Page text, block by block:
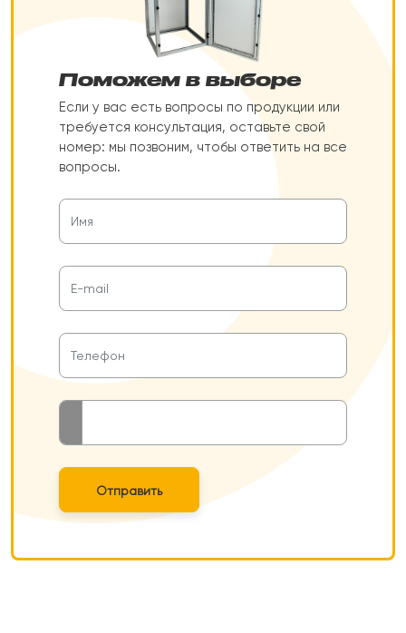
Поможем в выборе
Если у вас есть вопросы по продукции или
требуется консультация, оставьте свой
номер: мы позвоним, чтобы ответить на все
вопросы.
Отправить